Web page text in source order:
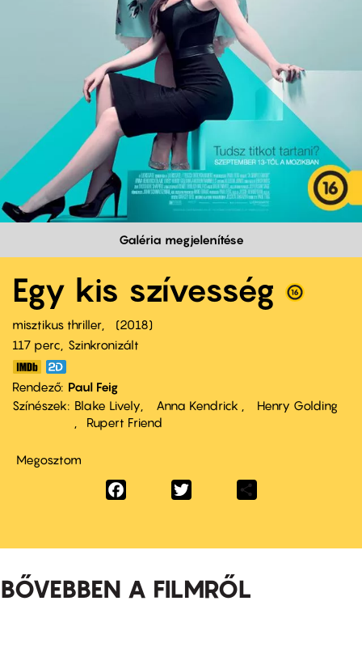
Galéria megjelenítése
Egy kis szívesség
misztikus thriller
2018
117 perc,
Szinkronizált
Rendező Paul Feig
Színészek
Blake Lively Anna Kendrick
Henry Golding
Rupert Friend
Megosztom
Facebook
BŐVEBBEN A FILMRŐL